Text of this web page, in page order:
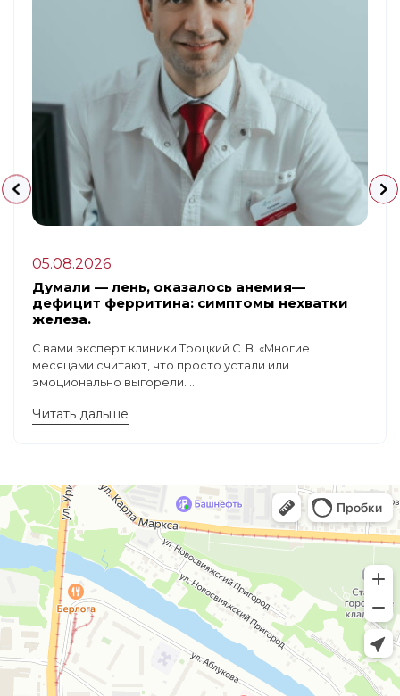
05.08.2026
Думали — лень, оказалось анемия—
дефицит ферритина: симптомы нехватки
железа.
С вами эксперт клиники Троцкий С. В. «Многие
месяцами считают, что просто устали или
эмоционально выгорели. ...
Читать дальше